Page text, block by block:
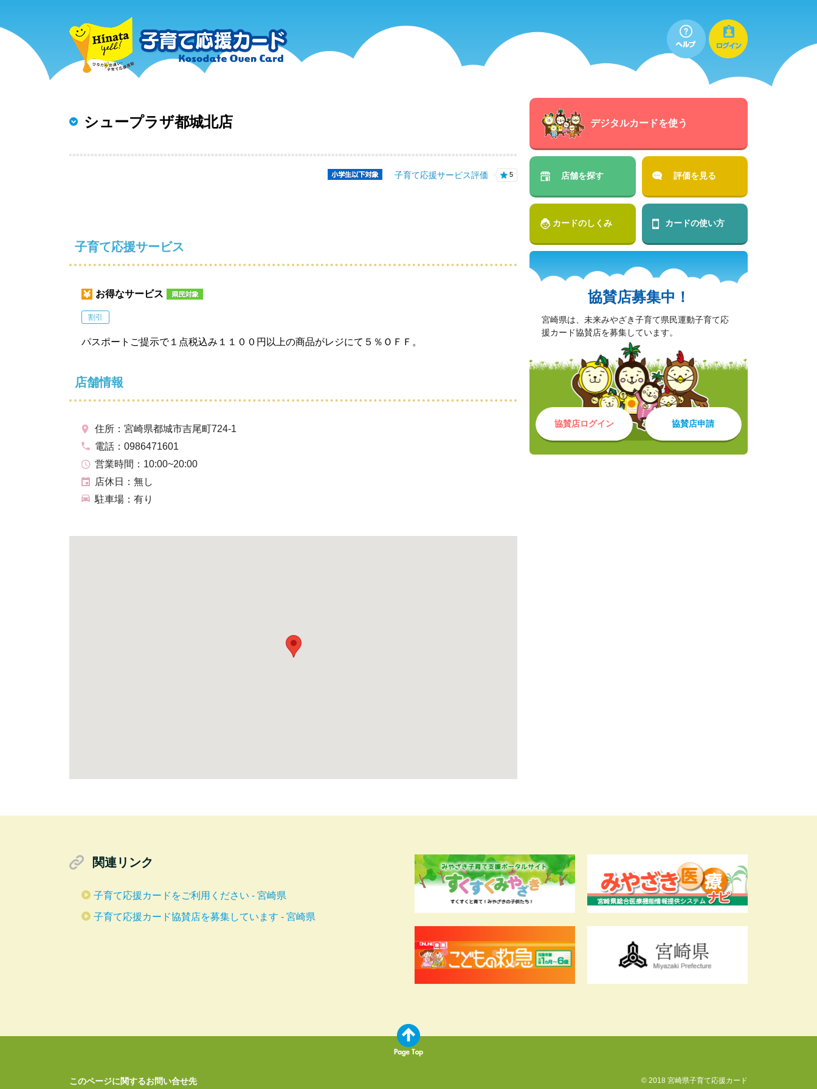
シュープラザ都城北店
子育て応援サービス評価 5
子育て応援サービス
お得なサービス
割引
パスポートご提示で１点税込み１１００円以上の商品がレジにて５％ＯＦＦ。
店舗情報
住所：宮崎県都城市吉尾町724-1
電話：0986471601
営業時間：10:00~20:00
店休日：無し
駐車場：有り
デジタルカードを使う
店舗を探す 評価を見る
カードのしくみ カードの使い方
協賛店募集中！
宮崎県は、未来みやざき子育て県民運動子育て応
援カード協賛店を募集しています。
協賛店ログイン 協賛店申請
関連リンク
子育て応援カードをご利用ください - 宮崎県
子育て応援カード協賛店を募集しています - 宮崎県
このページに関するお問い合せ先 © 2018 宮崎県子育て応援カード